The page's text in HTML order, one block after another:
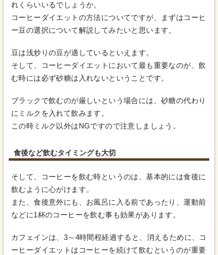
れくらいいるでしょうか。
コーヒーダイエットの方法についてですが、まずはコーヒ
ー豆の選択について解説してみたいと思います。
豆は浅炒りの豆が適しているといえます。
そして、コーヒーダイエットにおいて最も重要なのが、飲
む時には必ず砂糖は入れないということです。
ブラックで飲むのが厳しいという場合には、砂糖の代わり
にミルクを入れて飲みます。
この時ミルク以外はNGですので注意しましょう。
食後など飲むタイミングも大切
そして、コーヒーを飲む時というのは、基本的には食後に
飲むように心がけます。
また、食後意外にも、お風呂に入る前であったり、運動前
などに1杯のコーヒーを飲む事も効果があります。
カフェインは、3～4時間程経過すると、消えるために、コ
ーヒーダイエットはコーヒーを続けて飲むというのが重要